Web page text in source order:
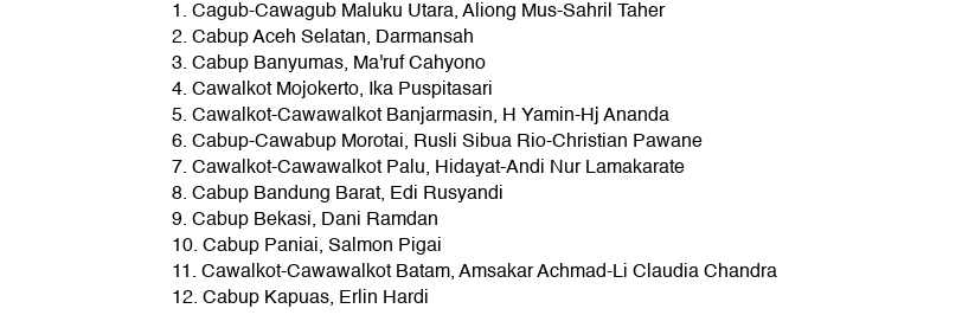
1. Cagub-Cawagub Maluku Utara, Aliong Mus-Sahril Taher
2. Cabup Aceh Selatan, Darmansah
3. Cabup Banyumas, Ma'ruf Cahyono
4. Cawalkot Mojokerto, Ika Puspitasari
5. Cawalkot-Cawawalkot Banjarmasin, H Yamin-Hj Ananda
6. Cabup-Cawabup Morotai, Rusli Sibua Rio-Christian Pawane
7. Cawalkot-Cawawalkot Palu, Hidayat-Andi Nur Lamakarate
8. Cabup Bandung Barat, Edi Rusyandi
9. Cabup Bekasi, Dani Ramdan
10. Cabup Paniai, Salmon Pigai
11. Cawalkot-Cawawalkot Batam, Amsakar Achmad-Li Claudia Chandra
12. Cabup Kapuas, Erlin Hardi